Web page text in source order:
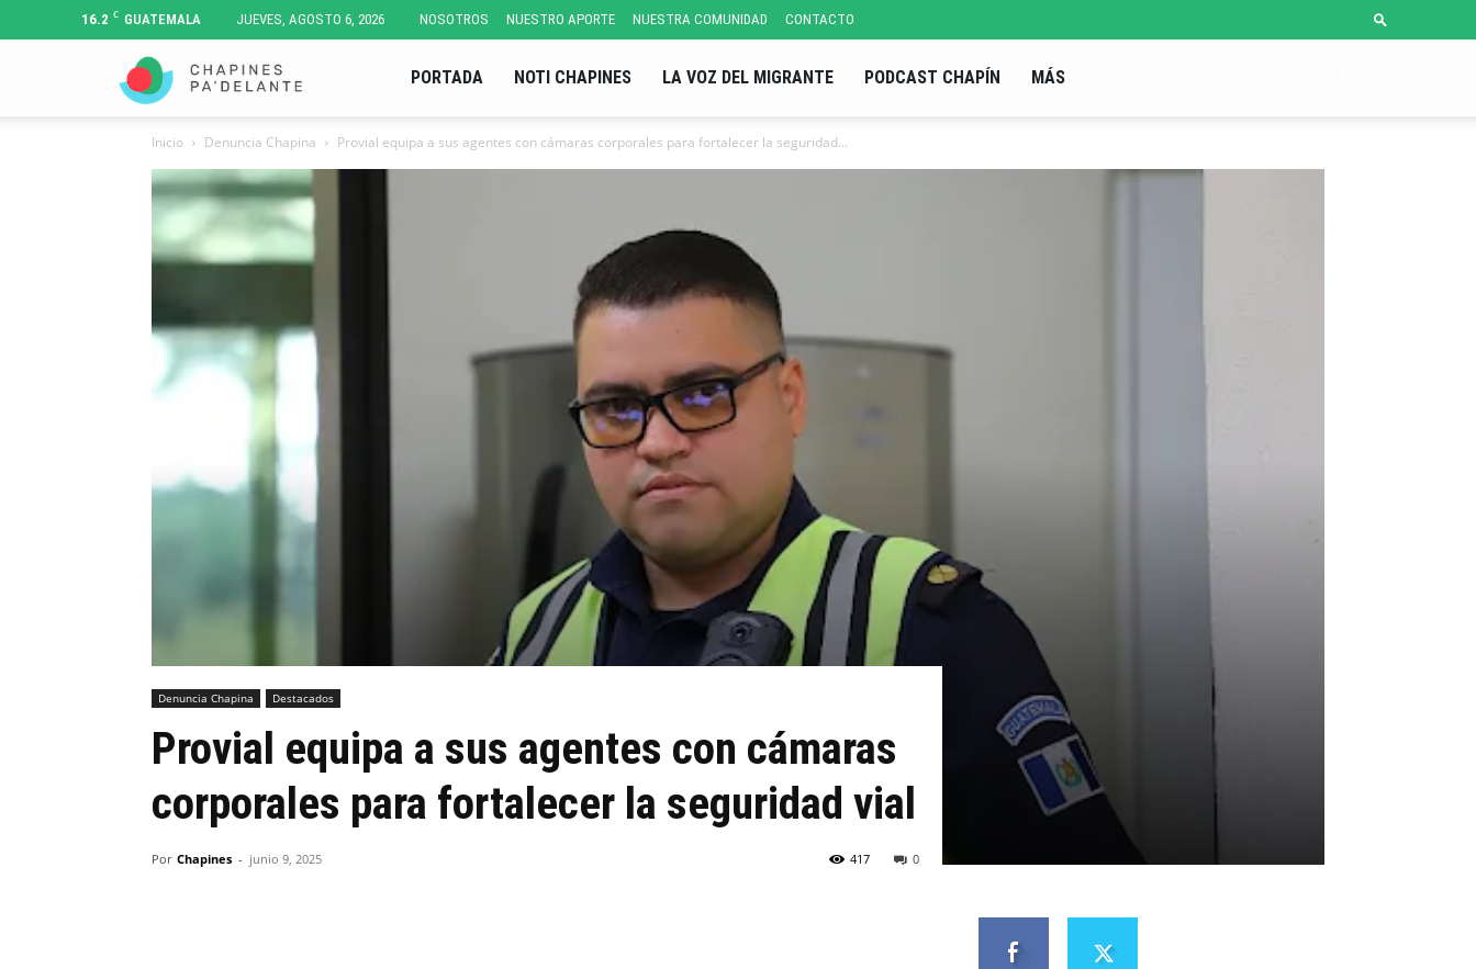
16.2 C GUATEMALA JUEVES, AGOSTO 6, 2026 NOSOTROS NUESTRO APORTE NUESTRA COMUNIDAD CONTACTO
Pa'
PORTADA NOTI CHAPINES LA VOZ DEL MIGRANTE PODCAST CHAPÍN MÁS
Inicio Denuncia Chapina Provial equipa a sus agentes con cámaras corporales para fortalecer la seguridad...
Denuncia Chapina Destacados
Provial equipa a sus agentes con cámaras
corporales para fortalecer la seguridad vial
Por Chapines - junio 9, 2025 0
417